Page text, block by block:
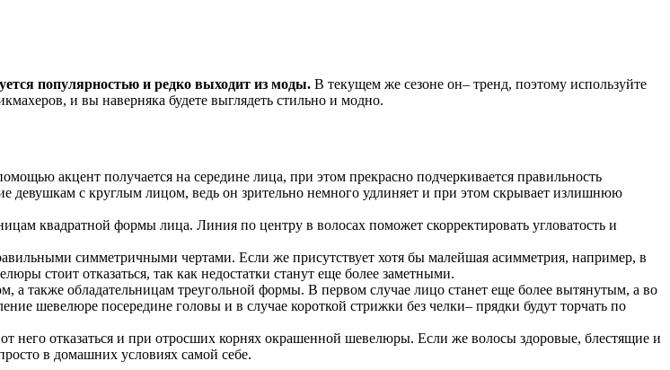
популярностью и редко выходит из моды. В текущем же сезоне он– тренд, поэтому используйте
и вы наверняка будете выглядеть стильно и модно.
акцент получается на середине лица, при этом прекрасно подчеркивается правильность
девушкам с круглым лицом, ведь он зрительно немного удлиняет и при этом скрывает излишнюю
квадратной формы лица. Линия по центру в волосах поможет скорректировать угловатость и
симметричными чертами. Если же присутствует хотя бы малейшая асимметрия, например, в
стоит отказаться, так как недостатки станут еще более заметными.
также обладательницам треугольной формы. В первом случае лицо станет еще более вытянутым, а во
шевелюре посередине головы и в случае короткой стрижки без челки– прядки будут торчать по
него отказаться и при отросших корнях окрашенной шевелюры. Если же волосы здоровые, блестящие и
в домашних условиях самой себе.